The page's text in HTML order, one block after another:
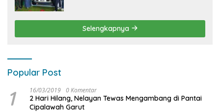
Selengkapnya
Popular Post
1 16/03/2019 0 Komentar
2 Hari Hilang, Nelayan Tewas Mengambang di Pantai
Cipalawah Garut